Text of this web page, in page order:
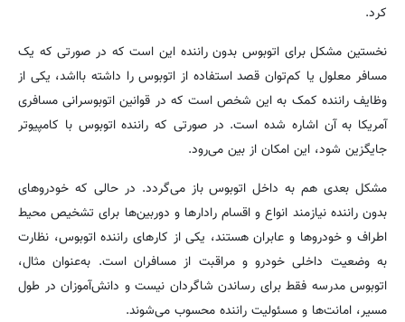
کرد.
نخستین مشکل برای اتوبوس بدون راننده این است که در صورتی که یک
مسافر معلول یا کم‌توان قصد استفاده از اتوبوس را داشته بااشد، یکی از
وظایف راننده کمک به این شخص است که در قوانین اتوبوسرانی مسافری
آمریکا به آن اشاره شده است. در صورتی که راننده اتوبوس با کامپیوتر
جایگزین شود، این امکان از بین می‌رود.
مشکل بعدی هم به داخل اتوبوس باز می‌گردد. در حالی که خودروهای
بدون راننده نیازمند انواع و اقسام رادارها و دوربین‌ها برای تشخیص محیط
اطراف و خودروها و عابران هستند، یکی از کارهای راننده اتوبوس، نظارت
به وضعیت داخلی خودرو و مراقبت از مسافران است. به‌عنوان مثال،
اتوبوس مدرسه فقط برای رساندن شاگردان نیست و دانش‌آموزان در طول
مسیر، امانت‌ها و مسئولیت راننده محسوب می‌شوند.